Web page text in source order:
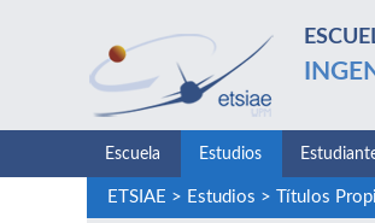
Escuela Estudios
ETSIAE > Estudios > Títulos